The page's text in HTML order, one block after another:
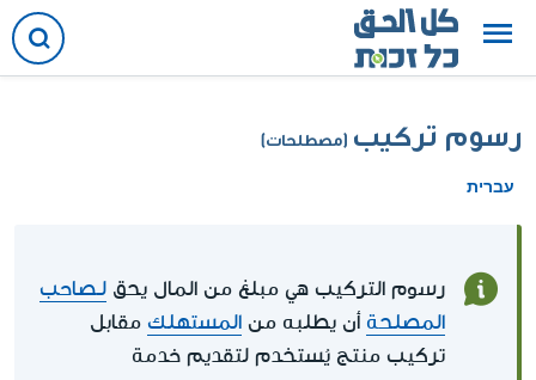
رسوم تركيب (مصطلحات)
עברית
رسوم التركيب هي مبلغ من المال يحق لـصاحب
المصلحة أن يطلبه من المستهلك مقابل
تركيب منتج يُستخدم لتقديم خدمة